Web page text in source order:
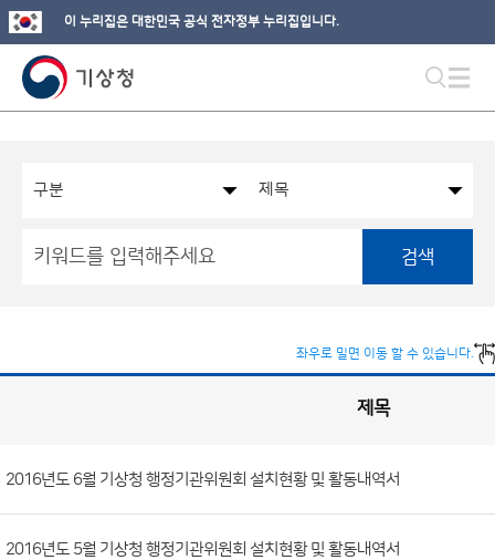
이 누리집은 대한민국 공식 전자정부 누리집입니다.
검색
좌우로 밀면 이동 할 수 있습니다.
공
개
정
보
목
록
제목
2016년도 6월 기상청 행정기관위원회 설치현황 및 활동내역서
2016년도 5월 기상청 행정기관위원회 설치현황 및 활동내역서